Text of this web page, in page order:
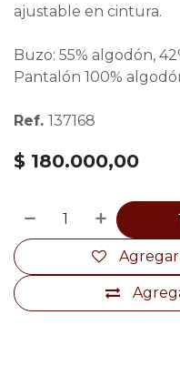
ajustable en cintura.
Buzo: 55% algodón,
Pantalón 100%
Ref. 137168
$ 180.000,00
Agregar